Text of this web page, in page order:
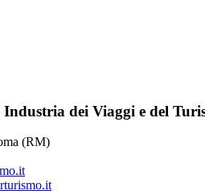
Industria dei Viaggi e del
(RM)